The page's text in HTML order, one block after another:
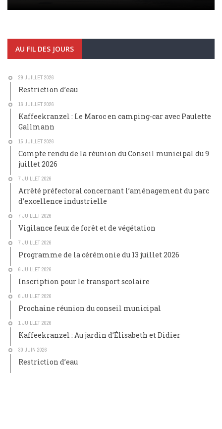
AU FIL DES JOURS
29 JUILLET 2026
Restriction d’eau
16 JUILLET 2026
Kaffeekranzel : Le Maroc en camping-car avec Paulette
Gallmann
15 JUILLET 2026
Compte rendu de la réunion du Conseil municipal du 9
juillet 2026
7 JUILLET 2026
Arrêté préfectoral concernant l’aménagement du parc
d’excellence industrielle
7 JUILLET 2026
Vigilance feux de forêt et de végétation
7 JUILLET 2026
Programme de la cérémonie du 13 juillet 2026
6 JUILLET 2026
Inscription pour le transport scolaire
6 JUILLET 2026
Prochaine réunion du conseil municipal
1 JUILLET 2026
Kaffeekranzel : Au jardin d’Élisabeth et Didier
30 JUIN 2026
Restriction d’eau